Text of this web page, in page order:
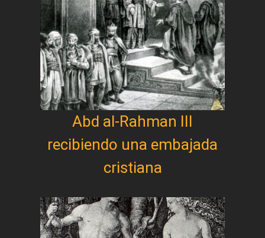
Abd al-Rahman III
recibiendo una embajada
cristiana